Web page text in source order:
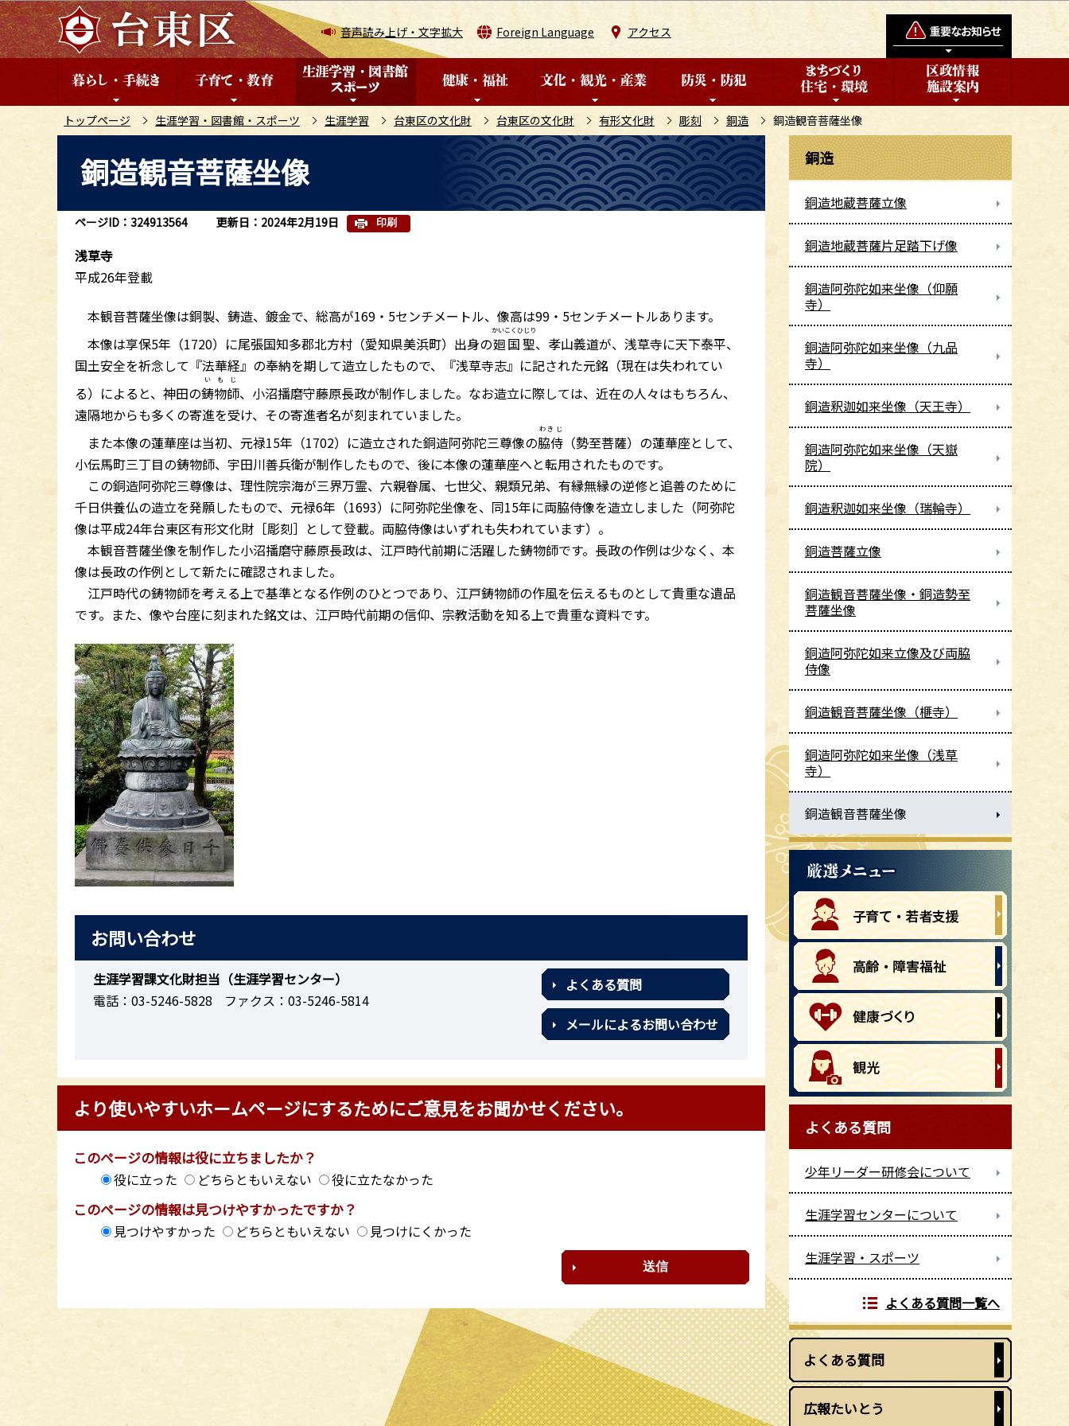
こ
の
ペ
音声読み上げ・文字拡大 Foreign Language アクセス
トップページ 生涯学習・図書館・スポーツ 生涯学習 台東区の文化財 台東区の文化財 有形文化財 彫刻 銅造 銅造観音菩薩坐像
こ
銅造観音菩薩坐像
ページID：324913564 更新日：2024年2月19日 印刷
浅草寺
平成26年登載
本観音菩薩坐像は銅製、鋳造、鍍金で、総高が169・5センチメートル、像高は99・5センチメートルあります。
本像は享保5年（1720）に尾張国知多郡北方村（愛知県美浜町）出身の廻国聖
かいこくひじり
、孝山義道が、浅草寺に天下泰平、
国土安全を祈念して『法華経』の奉納を期して造立したもので、『浅草寺志』に記された元銘（現在は失われてい
る）によると、神田の鋳物師
いもじ
、小沼播磨守藤原長政が制作しました。なお造立に際しては、近在の人々はもちろん、
遠隔地からも多くの寄進を受け、その寄進者名が刻まれていました。
また本像の蓮華座は当初、元禄15年（1702）に造立された銅造阿弥陀三尊像の脇侍
わきじ
（勢至菩薩）の蓮華座として、
小伝馬町三丁目の鋳物師、宇田川善兵衛が制作したもので、後に本像の蓮華座へと転用されたものです。
この銅造阿弥陀三尊像は、理性院宗海が三界万霊、六親眷属、七世父、親類兄弟、有縁無縁の逆修と追善のために
千日供養仏の造立を発願したもので、元禄6年（1693）に阿弥陀坐像を、同15年に両脇侍像を造立しました（阿弥陀
像は平成24年台東区有形文化財［彫刻］として登載。両脇侍像はいずれも失われています）。
本観音菩薩坐像を制作した小沼播磨守藤原長政は、江戸時代前期に活躍した鋳物師です。長政の作例は少なく、本
像は長政の作例として新たに確認されました。
江戸時代の鋳物師を考える上で基準となる作例のひとつであり、江戸鋳物師の作風を伝えるものとして貴重な遺品
です。また、像や台座に刻まれた銘文は、江戸時代前期の信仰、宗教活動を知る上で貴重な資料です。
お問い合わせ
生涯学習課文化財担当（生涯学習センター）
電話：03-5246-5828
ファクス：03-5246-5814
よくある質問
メールによるお問い合わせ
より使いやすいホームページにするためにご意見をお聞かせください。
このページの情報は役に立ちましたか？
役に立った どちらともいえない 役に立たなかった
このページの情報は見つけやすかったですか？
見つけやすかった どちらともいえない 見つけにくかった
銅造
銅造地蔵菩薩立像
銅造地蔵菩薩片足踏下げ像
銅造阿弥陀如来坐像（仰願
寺）
銅造阿弥陀如来坐像（九品
寺）
銅造釈迦如来坐像（天王寺）
銅造阿弥陀如来坐像（天嶽
院）
銅造釈迦如来坐像（瑞輪寺）
銅造菩薩立像
銅造観音菩薩坐像・銅造勢至
菩薩坐像
銅造阿弥陀如来立像及び両脇
侍像
銅造観音菩薩坐像（榧寺）
銅造阿弥陀如来坐像（浅草
寺）
銅造観音菩薩坐像
よくある質問
少年リーダー研修会について
生涯学習センターについて
生涯学習・スポーツ
よくある質問一覧へ
よくある質問
広報たいとう